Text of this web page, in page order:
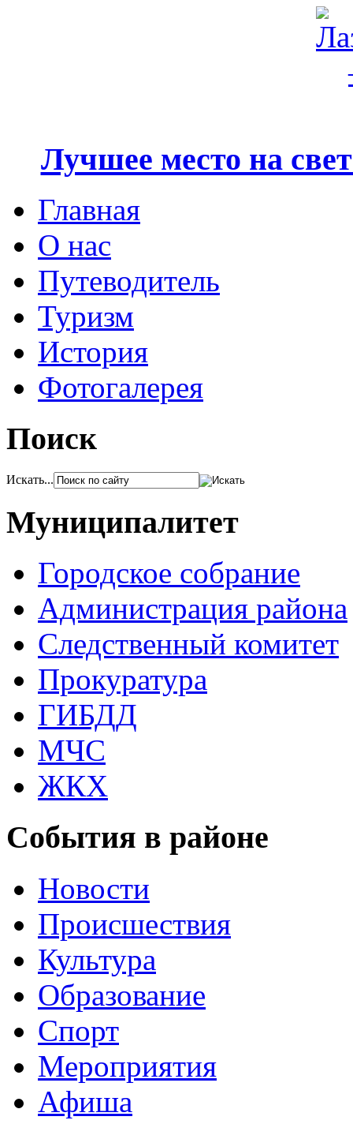
Лучшее место на
Главная
О нас
Путеводитель
Туризм
История
Фотогалерея
Поиск
Искать...
Муниципалитет
Городское собрание
Администрация района
Следственный комитет
Прокуратура
ГИБДД
МЧС
ЖКХ
События в районе
Новости
Происшествия
Культура
Образование
Спорт
Мероприятия
Афиша